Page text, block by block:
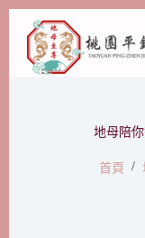
地母陪
首頁 /